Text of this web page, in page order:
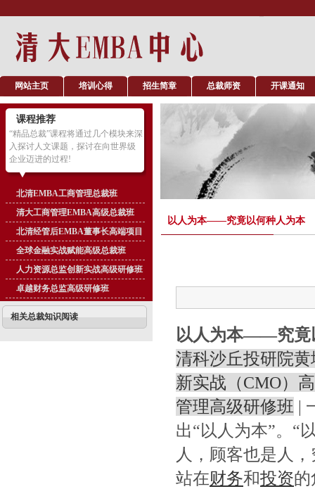
网站主页 培训心得 招生简章 总裁师资 开课通知
课程推荐
“精品总裁”课程将通过几个模块来深
入探讨人文课题，探讨在向世界级
企业迈进的过程!
北清EMBA工商管理总裁班
清大工商管理EMBA高级总裁班
北清经管后EMBA董事长高端项目
全球金融实战赋能高级总裁班
人力资源总监创新实战高级研修班
卓越财务总监高级研修班
相关总裁知识阅读
以人为本——究竟以何种人为本
以人为本——究竟
清科沙丘投研院黄
新实战（CMO）
管理高级研修班 |
出“以人为本”。“
人，顾客也是人
站在财务和投资的